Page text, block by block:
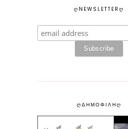
ᲦNEWSLETTERᲦ
ᲦΔΗΜΟΦΙΛΗᲦ